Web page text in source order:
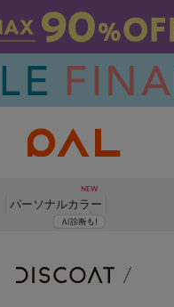
パーソナルカラー